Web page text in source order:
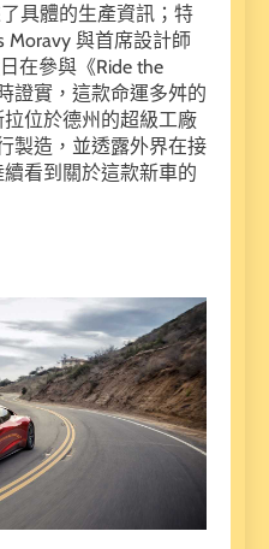
具體的生產資訊；特
Moravy 與首席設計師
在參與《Ride the
證實，這款命運多舛的
位於德州的超級工廠
製造，並透露外界在接
看到關於這款新車的